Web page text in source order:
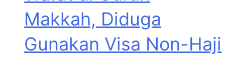
Makkah, Diduga
Gunakan Visa Non-Haji